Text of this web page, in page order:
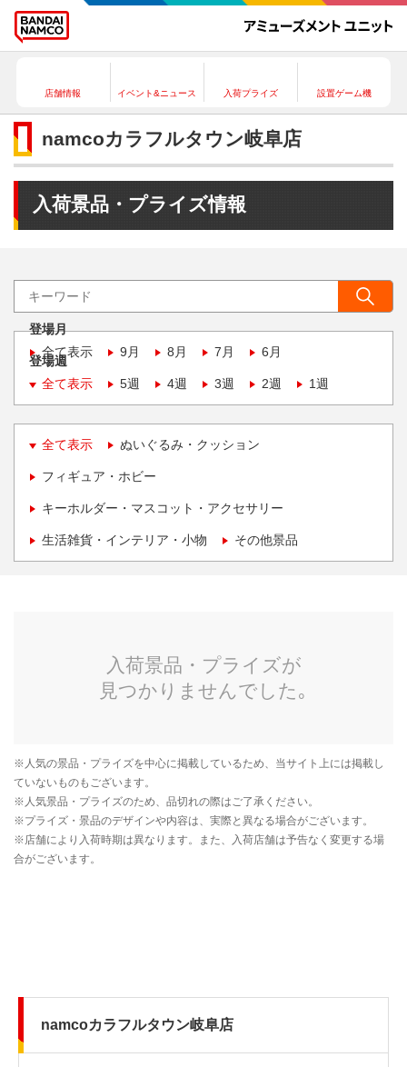
店舗情報 イベント&ニュース 入荷プライズ 設置ゲーム機
namcoカラフルタウン岐阜店
入荷景品・プライズ情報
登場月
全て表示
9月 8月 7月 6月
登場週
全て表示
5週 4週 3週 2週 1週
全て表示 ぬいぐるみ・クッション
フィギュア・ホビー
キーホルダー・マスコット・アクセサリー
生活雑貨・インテリア・小物 その他景品
namcoカラフルタウン岐阜店